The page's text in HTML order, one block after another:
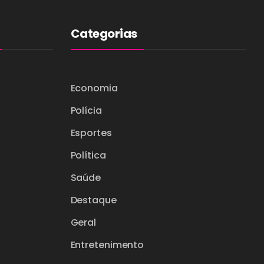
Categorias
Economia
Polícia
Esportes
Política
Saúde
Destaque
Geral
Entretenimento